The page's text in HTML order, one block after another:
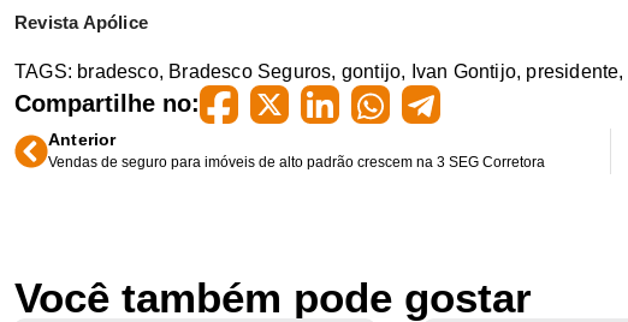
Revista Apólice
TAGS: bradesco, Bradesco Seguros, gontijo, Ivan Gontijo, presidente,
Compartilhe no:
Anterior
Vendas de seguro para imóveis de alto padrão crescem na 3 SEG Corretora
Você também pode gostar